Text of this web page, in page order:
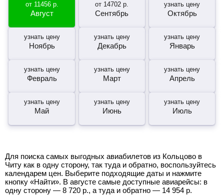
от 11456р.
Август
от 14702 р.
Сентябрь
узнать цену
Октябрь
узнать цену
Ноябрь
узнать цену
Декабрь
узнать цену
Январь
узнать цену
Февраль
узнать цену
Март
узнать цену
Апрель
узнать цену
Май
узнать цену
Июнь
узнать цену
Июль
Для поиска самых выгодных авиабилетов из Кольцово в
Читу как в одну сторону, так туда и обратно, воспользуйтесь
календарем цен. Выберите подходящие даты и нажмите
кнопку «Найти». В августе самые доступные авиарейсы: в
одну сторону — 8 720 р., а туда и обратно — 14 954 р.